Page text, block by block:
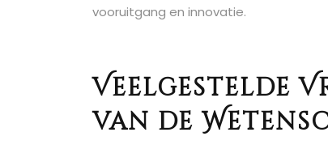
vooruitgang en innovatie.
Veelgestelde
van de